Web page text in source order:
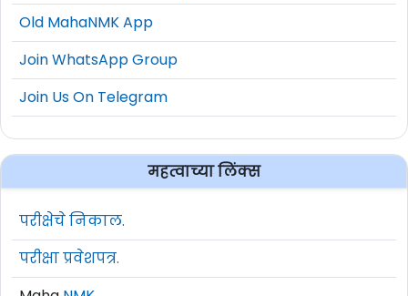
Old MahaNMK App
Join WhatsApp Group
Join Us On Telegram
महत्वाच्या लिंक्स
परीक्षेचे निकाल.
परीक्षा प्रवेशपत्र.